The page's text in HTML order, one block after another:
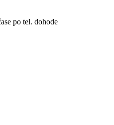
po tel. dohode